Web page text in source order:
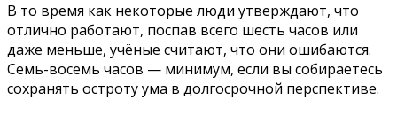
В то время как некоторые люди утверждают, что
отлично работают, поспав всего шесть часов или
даже меньше, учёные считают, что они ошибаются.
Семь-восемь часов — минимум, если вы собираетесь
сохранять остроту ума в долгосрочной перспективе.